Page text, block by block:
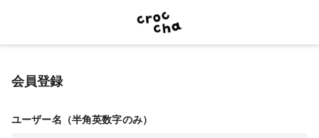
会員登録
ユーザー名（半角英数字のみ）